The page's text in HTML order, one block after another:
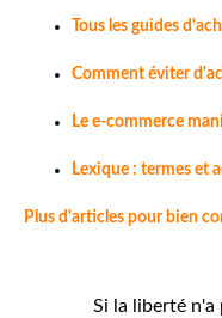
Tous les guides
Comment éviter
Le e-commerce
Lexique : termes et
Plus d'articles pour bien
Si la liberté n'a